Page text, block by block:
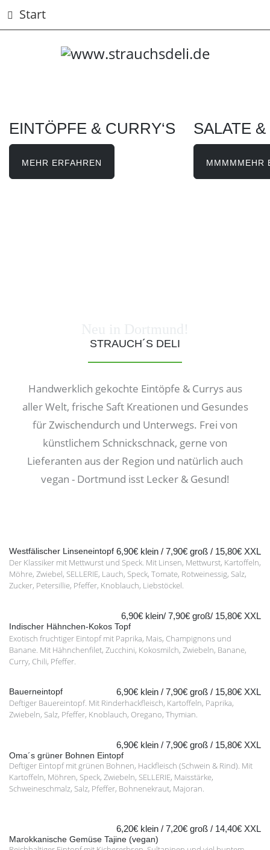
Start
EINTÖPFE & CURRY‘S
MEHR ERFAHREN
SALATE
MMMMMEHR
STRAUCH´S DELI
Handwerklich gekochte Eintöpfe & Currys aus
aller Welt, frische Saft Kreationen und Gesundes
für Zwischendurch und Unterwegs. Frei von
künstlichem Schnickschnack, gerne von
Lieferanten aus der Region und natürlich auch
vegan - Dortmund isst Lecker & Gesund!
6,90€ klein / 7,90€ groß / 15,80€ XXL
Westfälischer Linseneintopf
Der Klassiker mit Mettwurst und Speck. Mit Linsen, Mettwurst, Kartoffeln,
Möhre, Zwiebel, SELLERIE, Lauch, Speck, Tomate, Rotweinessig, Salz,
Zucker, Petersillie, Pfeffer, Knoblauch, Liebstöckel.
6,90€ klein/ 7,90€ groß/ 15,80€ XXL
Indischer Hähnchen-Kokos Topf
Exotisch fruchtiger Eintopf mit Paprika, Mais, Champignons und
Banane. Mit Hähnchenfilet, Zucchini, Kokosmilch, Zwiebeln, Banane,
Curry, Chili, Pfeffer.
6,90€ klein / 7,90€ groß / 15,80€ XXL
Bauerneintopf
Deftiger Bauereintopf. Mit Rinderhackfleisch, Kartoffeln, Paprika,
Zwiebeln, Salz, Pfeffer, Knoblauch, Oregano, Thymian.
6,90€ klein / 7,90€ groß / 15,80€ XXL
Oma´s grüner Bohnen Eintopf
Deftiger Eintopf mit grünen Bohnen, Hackfleisch (Schwein & Rind). Mit
Kartoffeln, Möhren, Speck, Zwiebeln, SELLERIE, Maisstärke,
Schweineschmalz, Salz, Pfeffer, Bohnenekraut, Majoran.
6,20€ klein / 7,20€ groß / 14,40€ XXL
Marokkanische Gemüse Tajine (vegan)